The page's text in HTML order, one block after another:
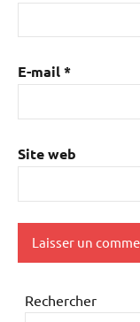
E-mail*
Site web
Rechercher